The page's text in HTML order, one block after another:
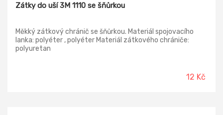
Zátky do uší 3M 1110 se šňůrkou
Měkký zátkový chránič se šňůrkou. Materiál spojovacího
lanka: polyéter , polyéter Materiál zátkového chrániče:
polyuretan
12 Kč